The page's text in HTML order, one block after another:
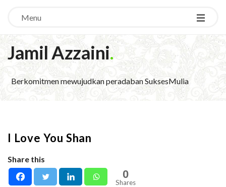
Menu
Jamil Azzaini.
Berkomitmen mewujudkan peradaban SuksesMulia
I Love You Shan
Share this
0
Shares